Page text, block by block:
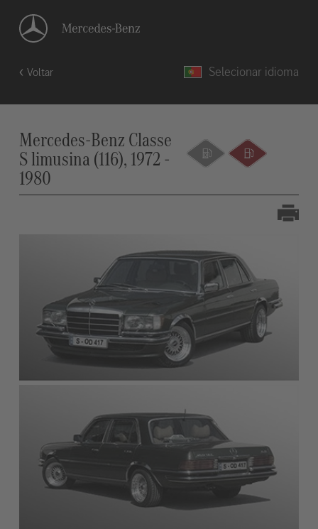
Voltar Selecionar idioma
Mercedes-Benz Classe
S limusina (116), 1972 -
1980